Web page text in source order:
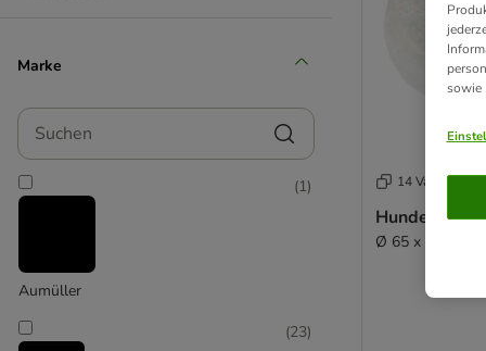
aus Kunstfasern
aus Kunstleder
aus Memory Foam
Hundebett XXL
für mittelgroße Hunde
Marke
Suchen
Aumüller
(1)
(23)
14 Varianten
Hundebett
Ø 65 x H 20 cm
sowie